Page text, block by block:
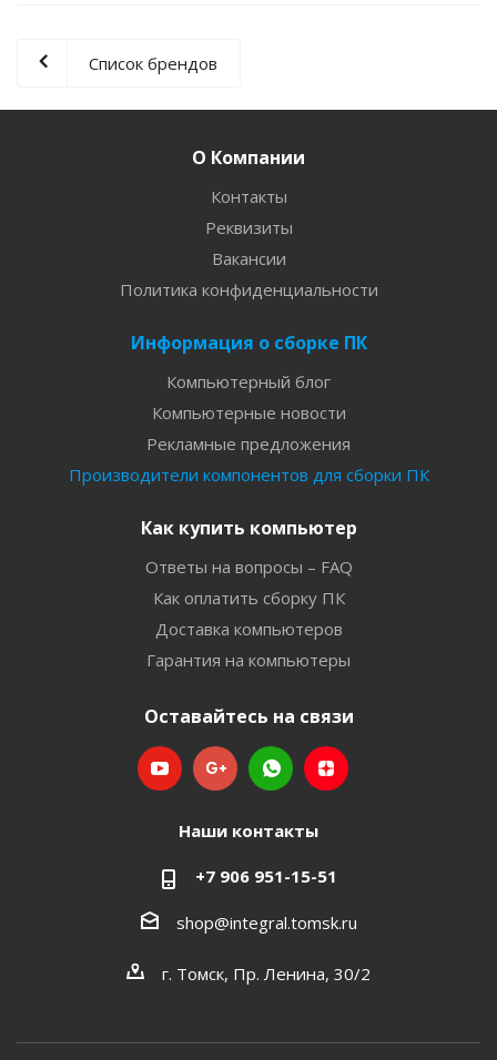
Список брендов
О Компании
Контакты
Реквизиты
Вакансии
Политика конфиденциальности
Информация о сборке ПК
Компьютерный блог
Компьютерные новости
Рекламные предложения
Производители компонентов для сборки ПК
Как купить компьютер
Ответы на вопросы – FAQ
Как оплатить сборку ПК
Доставка компьютеров
Гарантия на компьютеры
Оставайтесь на связи
Наши контакты
+7 906 951-15-51
shop@integral.tomsk.ru
г. Томск, Пр. Ленина, 30/2